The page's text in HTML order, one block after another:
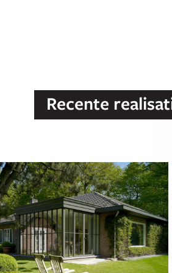
Recente